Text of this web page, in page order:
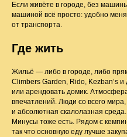
Если живёте в городе, без
машиной всё просто: удобно
от транспорта.
Где жить
Жильё — либо в городе, либо
Climbers Garden, Rido, Kezban’s
или арендовать домик.
впечатлений. Люди со всего
и абсолютная скалолазная среда.
Минусы тоже есть. Рядом с
так что основную еду лучше